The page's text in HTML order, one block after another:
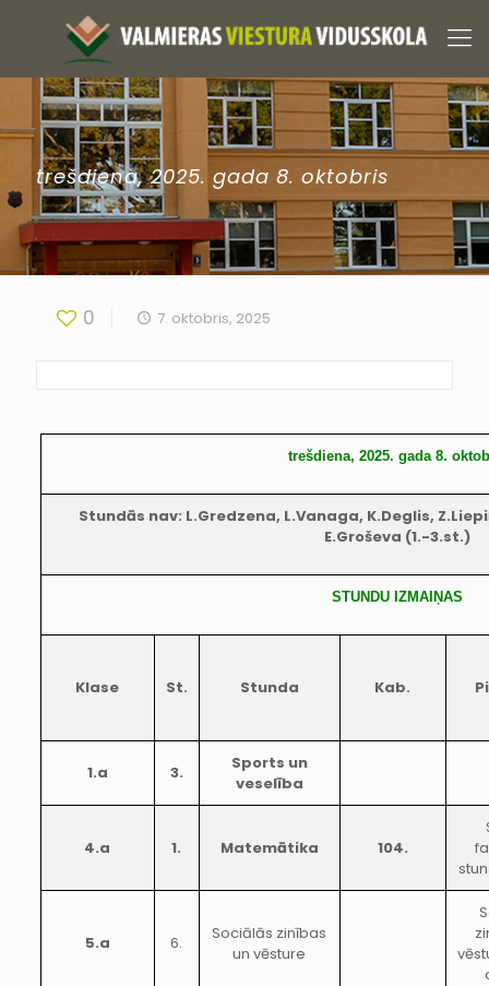
trešdiena, 2025. gada 8. oktobris
0 7. oktobris, 2025
trešdiena, 2025. gada 8.
Stundās nav: L.Gredzena, L.Vanaga, K.Deglis,
E.Groševa (1.-3.st.)
STUNDU IZMAIŅAS
Klase St. Stunda Kab.
1.a 3.
Sports un
veselība
4.a 1. Matemātika 104.
5.a 6.
Sociālās zinības
un vēsture